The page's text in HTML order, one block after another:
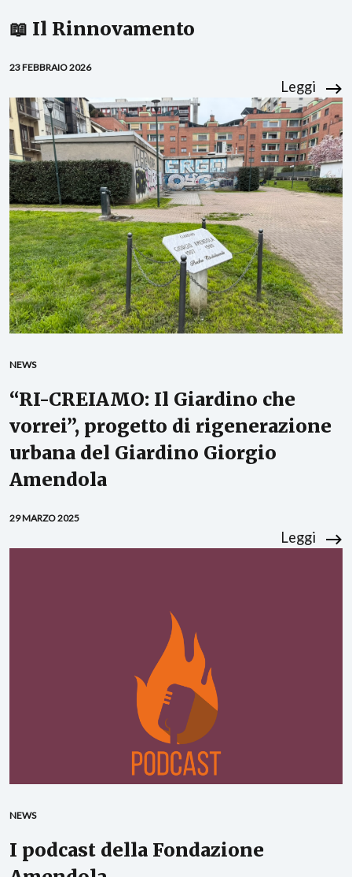
📖 Il Rinnovamento
23 FEBBRAIO 2026
Leggi
NEWS
“RI-CREIAMO: Il Giardino che
vorrei”, progetto di rigenerazione
urbana del Giardino Giorgio
Amendola
29 MARZO 2025
Leggi
NEWS
I podcast della Fondazione